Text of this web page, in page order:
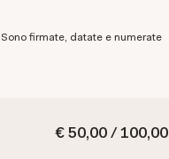
€ 50,00 / 100,00